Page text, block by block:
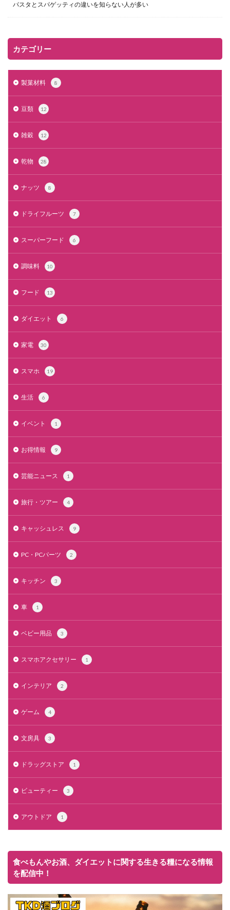
パスタとスパゲッティの違いを知らない人が多い
カテゴリー
製菓材料 8
豆類 12
雑穀 12
乾物 28
ナッツ 8
ドライフルーツ 7
スーパーフード 6
調味料 10
フード 13
ダイエット 6
家電 30
スマホ 19
生活 6
イベント 1
お得情報 9
芸能ニュース 1
旅行・ツアー 4
キャッシュレス 9
PC・PCパーツ 2
キッチン 3
車 1
ベビー用品 3
スマホアクセサリー 1
インテリア 2
ゲーム 4
文房具 3
ドラッグストア 1
ビューティー 3
アウトドア 1
食べもんやお酒、ダイエットに関する生きる糧になる情報
を配信中！